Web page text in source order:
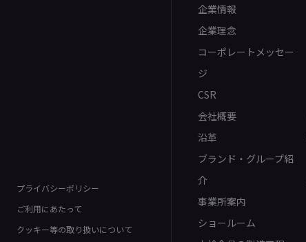
プライバシーポリシー
ご利用にあたって
クッキー等の取り扱いについて
企業情報
企業理念
コーポレートメッセー
ジ
CSR
会社概要
沿革
ブランド・グループ紹
介
事業所案内
ショールーム